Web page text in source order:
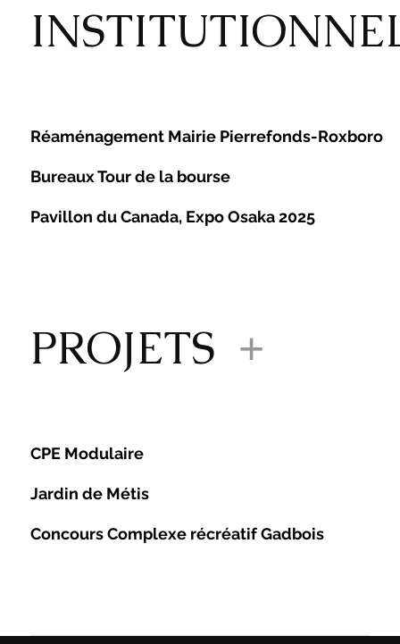
Réaménagement Mairie Pierrefonds-Roxboro
Bureaux Tour de la bourse
Pavillon du Canada, Expo Osaka 2025
PROJETS +
CPE Modulaire
Jardin de Métis
Concours Complexe récréatif Gadbois